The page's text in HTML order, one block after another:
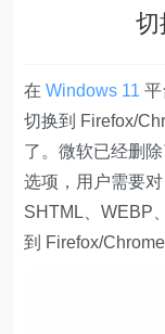
切
在Windows 11 平
切换到 Firefox/
了。微软已经删
选项，用户需要
SHTML、WEBP
到 Firefox/Chrome